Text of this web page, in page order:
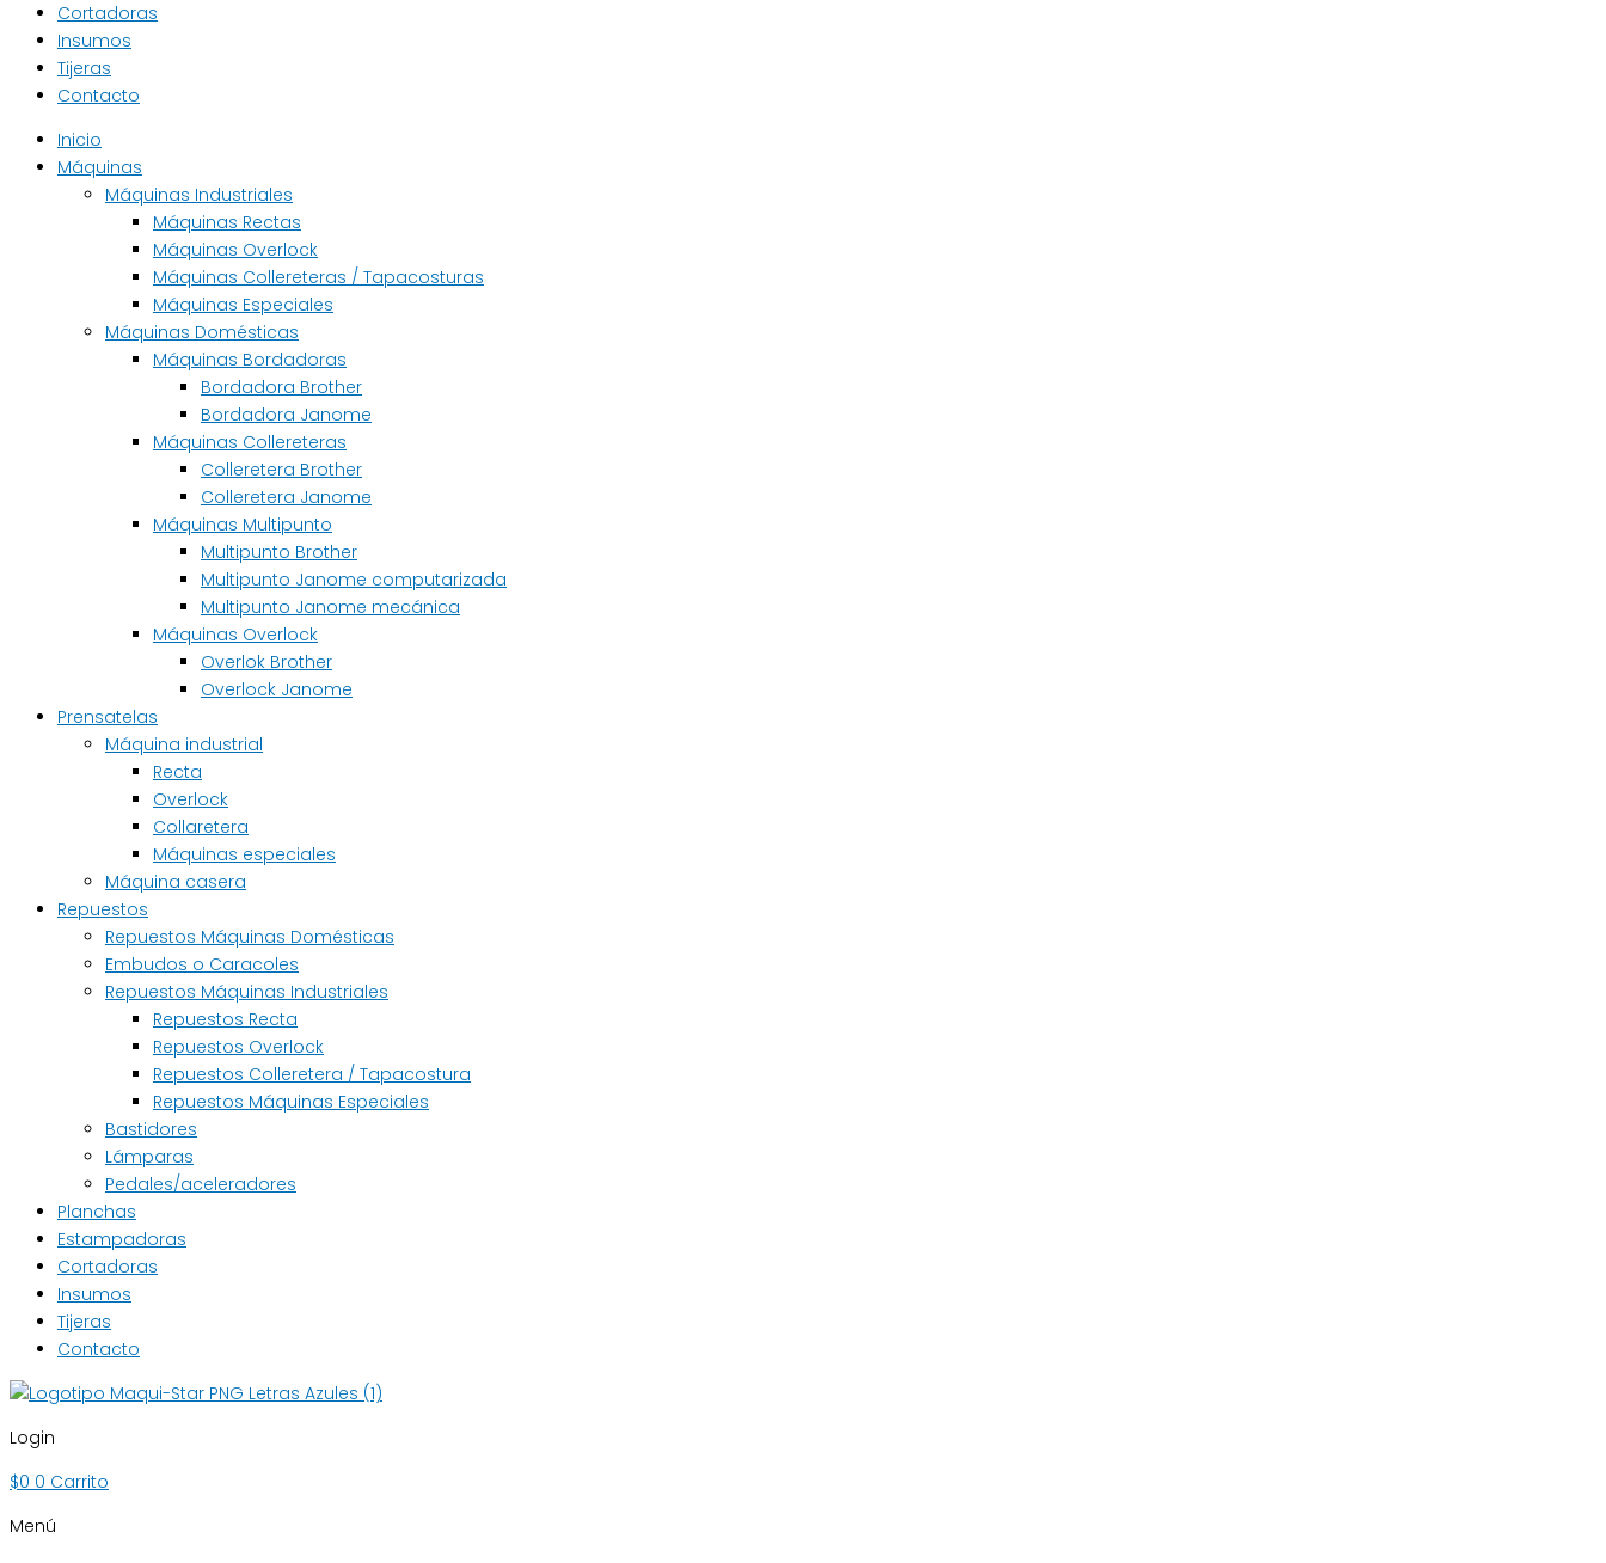
Cortadoras
Insumos
Tijeras
Contacto
Inicio
Máquinas
Máquinas Industriales
Máquinas Rectas
Máquinas Overlock
Máquinas Collereteras / Tapacosturas
Máquinas Especiales
Máquinas Domésticas
Máquinas Bordadoras
Bordadora Brother
Bordadora Janome
Máquinas Collereteras
Colleretera Brother
Colleretera Janome
Máquinas Multipunto
Multipunto Brother
Multipunto Janome computarizada
Multipunto Janome mecánica
Máquinas Overlock
Overlok Brother
Overlock Janome
Prensatelas
Máquina industrial
Recta
Overlock
Collaretera
Máquinas especiales
Máquina casera
Repuestos
Repuestos Máquinas Domésticas
Embudos o Caracoles
Repuestos Máquinas Industriales
Repuestos Recta
Repuestos Overlock
Repuestos Colleretera / Tapacostura
Repuestos Máquinas Especiales
Bastidores
Lámparas
Pedales/aceleradores
Planchas
Estampadoras
Cortadoras
Insumos
Tijeras
Contacto
Login
$0 0 Carrito
Menú